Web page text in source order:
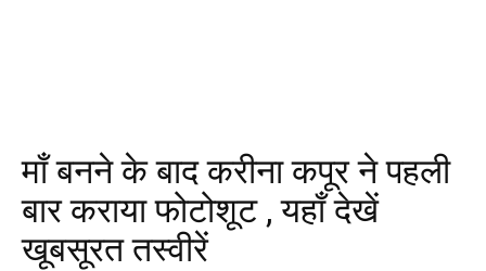
माँ बनने के बाद करीना कपूर ने पहली
बार कराया फोटोशूट , यहाँ देखें
खूबसूरत तस्वीरें